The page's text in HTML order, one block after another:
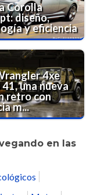
Corolla
diseño,
y eficiencia
4xe
una nueva
retro con
m...
en las